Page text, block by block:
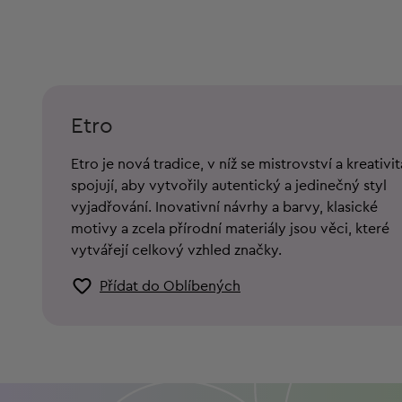
Etro
Etro je nová tradice, v níž se mistrovství a
spojují, aby vytvořily autentický a jedinečný styl
vyjadřování. Inovativní návrhy a barvy, klasické
motivy a zcela přírodní materiály jsou věci, které
vytvářejí celkový vzhled značky.
Přídat do Oblíbených